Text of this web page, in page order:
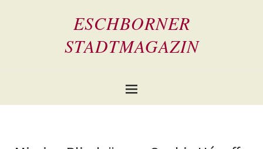
ESCHBORNER
STADTMAGAZIN